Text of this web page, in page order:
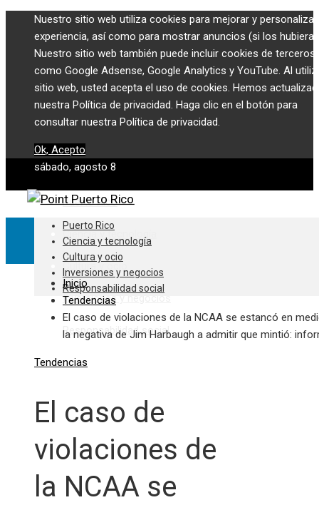
Nuestro sitio web utiliza cookies para mejorar y
experiencia, así como para mostrar anuncios (si los hubiera).
Nuestro sitio web también puede incluir cookies de terceros,
como Google Adsense, Google Analytics y YouTube. Al
sitio web, usted acepta el uso de cookies. Hemos
nuestra Política de privacidad. Haga clic en el botón para
consultar nuestra Política de privacidad.
Ok, Acepto
sábado, agosto 8
Puerto Rico
Ciencia y tecnología
Cultura y ocio
Inversiones y negocios
Responsabilidad social
Puerto Rico
Ciencia y tecnología
Cultura y ocio
Inversiones y negocios
Responsabilidad social
Inicio
Tendencias
El caso de violaciones de la NCAA se estancó en
la negativa de Jim Harbaugh a admitir que mintió:
Tendencias
El caso de
violaciones de
la NCAA se